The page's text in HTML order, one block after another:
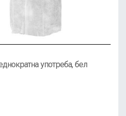
употреба, бел